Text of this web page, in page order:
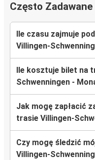
Często
Ile czasu zajmuje
Villingen-
Ile kosztuje bilet na
Schwenningen -
Jak mogę zapłacić
trasie Villingen-
Czy mogę śledzić
Villingen-